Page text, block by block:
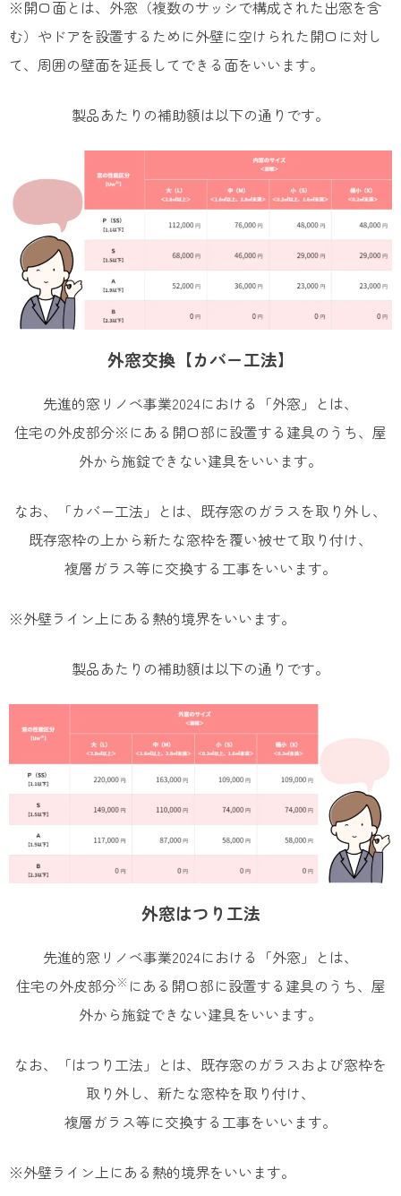
※開口面とは、外窓（複数のサッシで構成された出窓を含
む）やドアを設置するために外壁に空けられた開口に対し
て、周囲の壁面を延長してできる面をいいます。
製品あたりの補助額は以下の通りです。
外窓交換【カバー工法】
先進的窓リノベ事業2024における「外窓」とは、
住宅の外皮部分※にある開口部に設置する建具のうち、屋
外から施錠できない建具をいいます。
なお、「カバー工法」とは、既存窓のガラスを取り外し、
既存窓枠の上から新たな窓枠を覆い被せて取り付け、
複層ガラス等に交換する工事をいいます。
※外壁ライン上にある熱的境界をいいます。
製品あたりの補助額は以下の通りです。
外窓はつり工法
先進的窓リノベ事業2024における「外窓」とは、
住宅の外皮部分※ にある開口部に設置する建具のうち、屋
外から施錠できない建具をいいます。
なお、「はつり工法」とは、既存窓のガラスおよび窓枠を
取り外し、新たな窓枠を取り付け、​
複層ガラス等に交換する工事をいいます。
※外壁ライン上にある熱的境界をいいます。